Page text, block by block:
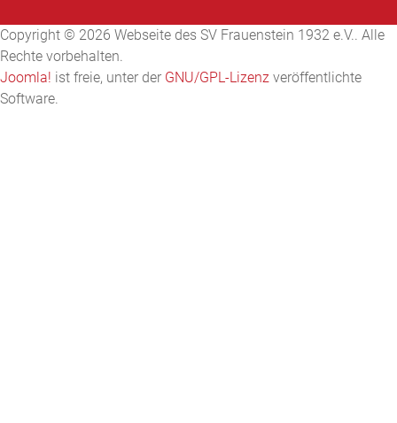
Copyright © 2026 Webseite des SV Frauenstein 1932 e.V.. Alle
Rechte vorbehalten.
Joomla! ist freie, unter der GNU/GPL-Lizenz veröffentlichte
Software.